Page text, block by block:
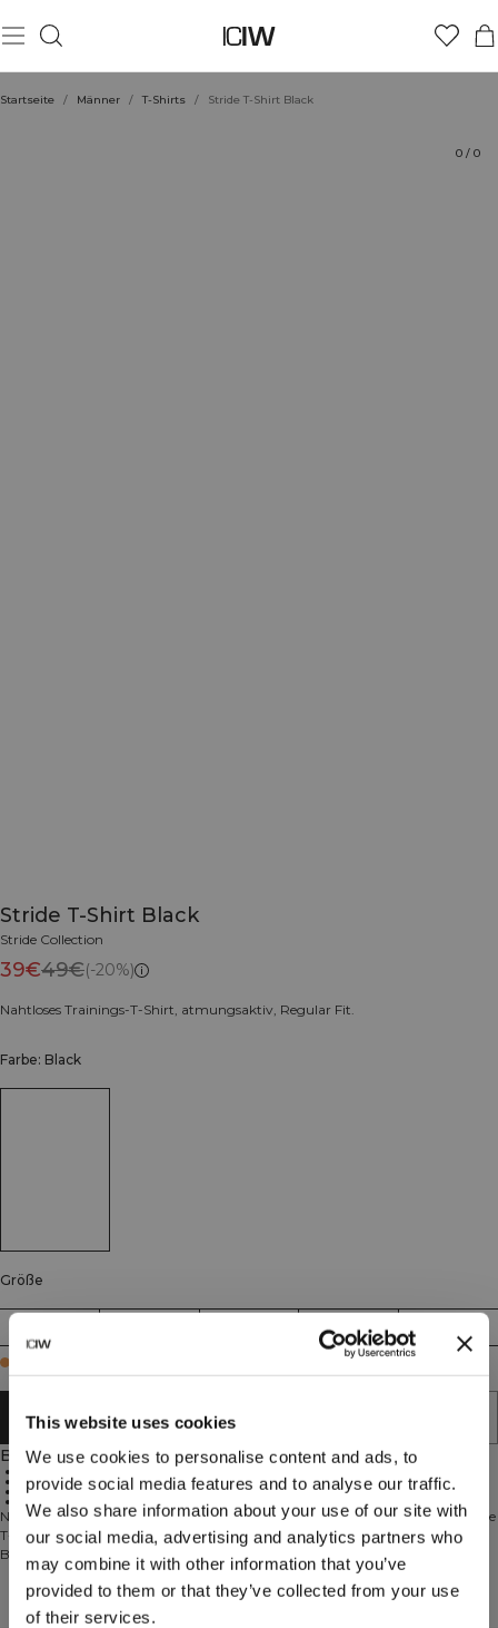
This website uses cookies
We use cookies to personalise content and ads, to
provide social media features and to analyse our traffic.
We also share information about your use of our site with
our social media, advertising and analytics partners who
may combine it with other information that you’ve
provided to them or that they’ve collected from your use
of their services.
Startseite / Männer / T-Shirts / Stride T-Shirt Black
0 / 0
Stride T-Shirt Black
Stride Collection
39€49€(-20%)
Nahtloses Trainings-T-Shirt, atmungsaktiv, Regular Fit.
Farbe: Black
Größe
XL
IN DEN WARENKORB LEGEN
Beschreibung
Jerseystrick
Regular Fit
Scheuerfrei
Nahtloses Trainings-T-Shirt mit hervorragender Atmungsaktivität. Das Stride
T-Shirt bietet weichen Jerseystrick-Komfort und einen Regular Fit, der jede
Bewegung mitmacht. Die nahtlose Konstruktion minimiert Reibung für ein
scheuerfreies Tragegefühl bei jeder Einheit, während das leichte Material dich
vom Fitnessstudio bis zum Lauf im Freien angenehm kühl hält. 92 %
Polyamid, 8 % Elastan.
Technical Aspects